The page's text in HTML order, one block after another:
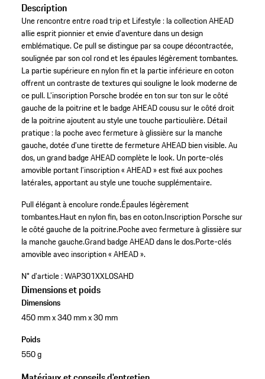
Description
Une rencontre entre road trip et Lifestyle : la collection AHEAD
allie esprit pionnier et envie d’aventure dans un design
emblématique. Ce pull se distingue par sa coupe décontractée,
soulignée par son col rond et les épaules légèrement tombantes.
La partie supérieure en nylon fin et la partie inférieure en coton
offrent un contraste de textures qui souligne le look moderne de
ce pull. L’inscription Porsche brodée en ton sur ton sur le côté
gauche de la poitrine et le badge AHEAD cousu sur le côté droit
de la poitrine ajoutent au style une touche particulière. Détail
pratique : la poche avec fermeture à glissière sur la manche
gauche, dotée d’une tirette de fermeture AHEAD bien visible. Au
dos, un grand badge AHEAD complète le look. Un porte-clés
amovible portant l’inscription « AHEAD » est fixé aux poches
latérales, apportant au style une touche supplémentaire.
Pull élégant à encolure ronde.Épaules légèrement
tombantes.Haut en nylon fin, bas en coton.Inscription Porsche sur
le côté gauche de la poitrine.Poche avec fermeture à glissière sur
la manche gauche.Grand badge AHEAD dans le dos.Porte-clés
amovible avec inscription « AHEAD ».
N° d'article :WAP301XXL0SAHD
Dimensions et poids
Dimensions
450 mm x 340 mm x 30 mm
Poids
550 g